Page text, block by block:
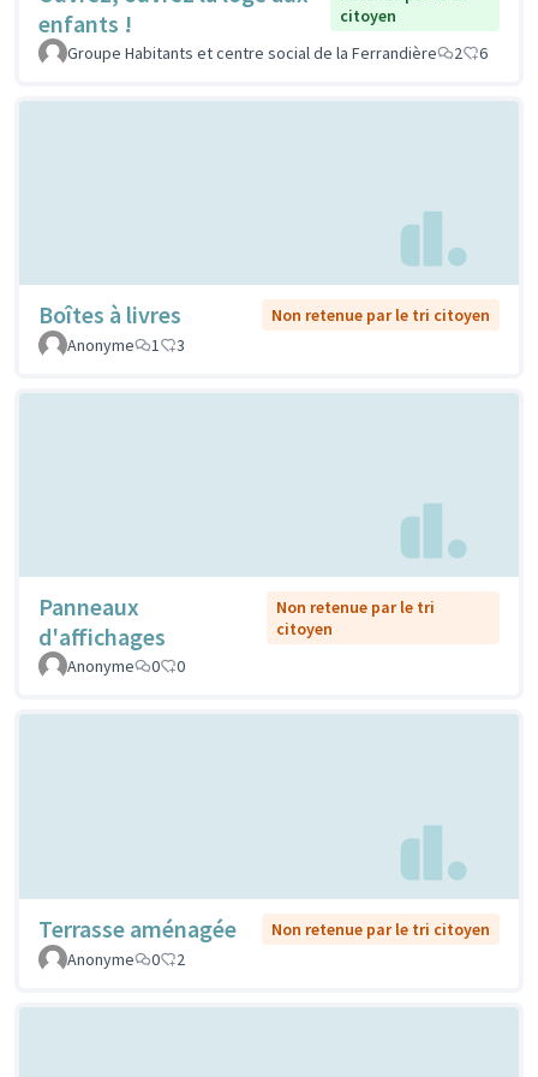
enfants !
citoyen
Groupe Habitants et centre social de la Ferrandière
2 6
Boîtes à livres
Non retenue par le tri citoyen
Anonyme
1 3
Panneaux
d'affichages
Non retenue par le tri
citoyen
Anonyme
0 0
Terrasse aménagée
Non retenue par le tri citoyen
Anonyme
0 2